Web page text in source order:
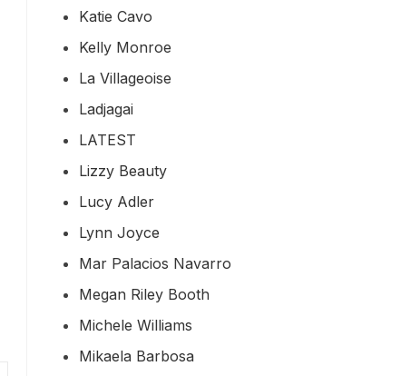
Katie Cavo
Kelly Monroe
La Villageoise
Ladjagai
LATEST
Lizzy Beauty
Lucy Adler
Lynn Joyce
Mar Palacios Navarro
Megan Riley Booth
Michele Williams
Mikaela Barbosa